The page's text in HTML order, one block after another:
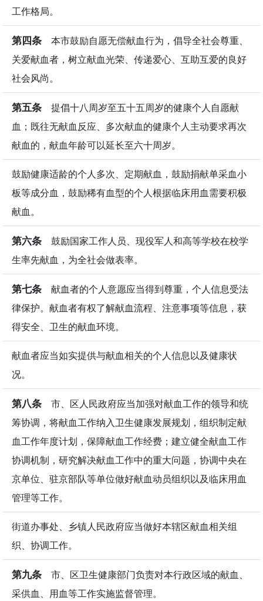
工作格局。
第四条 本市鼓励自愿无偿献血行为，倡导全社会尊重、
关爱献血者，树立献血光荣、传递爱心、互助互爱的良好
社会风尚。
第五条 提倡十八周岁至五十五周岁的健康个人自愿献
血；既往无献血反应、多次献血的健康个人主动要求再次
献血的，献血年龄可以延长至六十周岁。
鼓励健康适龄的个人多次、定期献血，鼓励捐献单采血小
板等成分血，鼓励稀有血型的个人根据临床用血需要积极
献血。
第六条 鼓励国家工作人员、现役军人和高等学校在校学
生率先献血，为全社会做表率。
第七条 献血者的个人意愿应当得到尊重，个人信息受法
律保护。献血者有权了解献血流程、注意事项等信息，获
得安全、卫生的献血环境。
献血者应当如实提供与献血相关的个人信息以及健康状
况。
第八条 市、区人民政府应当加强对献血工作的领导和统
筹协调，将献血工作纳入卫生健康发展规划，组织制定献
血工作年度计划，保障献血工作经费；建立健全献血工作
协调机制，研究解决献血工作中的重大问题，协调中央在
京单位、驻京部队等单位做好献血动员组织以及临床用血
管理等工作。
街道办事处、乡镇人民政府应当做好本辖区献血相关组
织、协调工作。
第九条 市、区卫生健康部门负责对本行政区域的献血、
采供血、用血等工作实施监督管理。